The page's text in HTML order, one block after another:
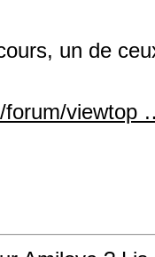
un de
viewtop